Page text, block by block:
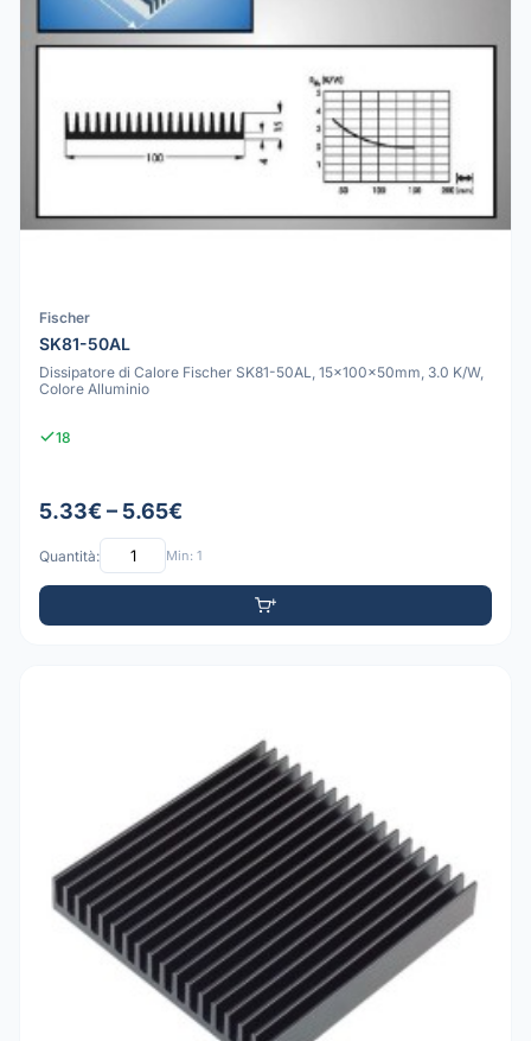
Fischer
SK81-50AL
Dissipatore di Calore Fischer SK81-50AL, 15x100x50mm, 3.0 K/W,
Colore Alluminio
18
5.33€ – 5.65€
Quantità: Min: 1